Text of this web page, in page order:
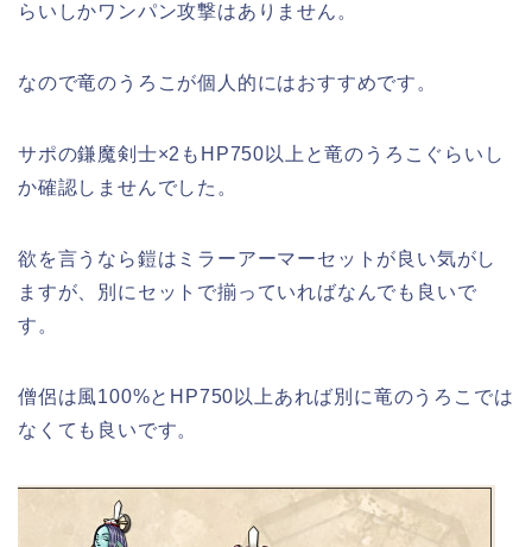
らいしかワンパン攻撃はありません。
なので竜のうろこが個人的にはおすすめです。
サポの鎌魔剣士×2もHP750以上と竜のうろこぐらいし
か確認しませんでした。
欲を言うなら鎧はミラーアーマーセットが良い気がし
ますが、別にセットで揃っていればなんでも良いで
す。
僧侶は風100%とHP750以上あれば別に竜のうろこでは
なくても良いです。